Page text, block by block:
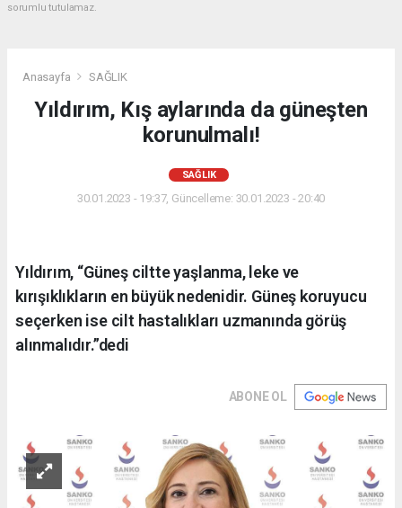
sorumlu tutulamaz.
Anasayfa SAĞLIK
Yıldırım, Kış aylarında da güneşten
korunulmalı!
SAĞLIK
30.01.2023 - 19:37, Güncelleme: 30.01.2023 - 20:40
Yıldırım, “Güneş ciltte yaşlanma, leke ve
kırışıklıkların en büyük nedenidir. Güneş koruyucu
seçerken ise cilt hastalıkları uzmanında görüş
alınmalıdır.”dedi
ABONE OL